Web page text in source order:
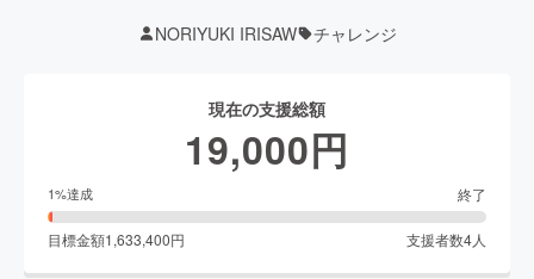
NORIYUKI IRISAW チャレンジ
現在の支援総額
19,000円
1%達成 終了
目標金額1,633,400円 支援者数4人